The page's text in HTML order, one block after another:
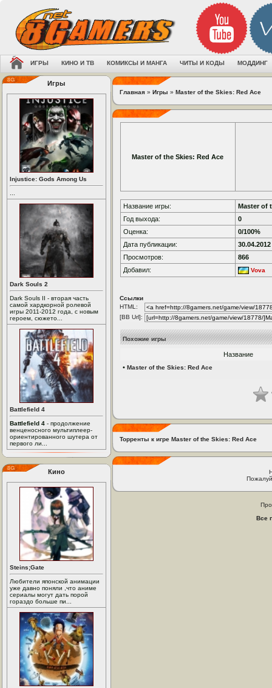
ИГРЫ КИНО И ТВ КОМИКСЫ И МАНГА ЧИТЫ И КОДЫ МОДДИНГ
Игры
Injustice: Gods Among Us
Dark Souls 2
Dark Souls II - вторая часть
самой хардкорной ролевой
игры 2011-2012 года, с новым
героем, сюжето...
Battlefield 4
Battlefield 4 - продолжение
венценосного мультиплеер-
ориентированного шутера от
первого ли...
Кино
Steins;Gate
Любители японской анимации
уже давно поняли ,что аниме
сериалы могут дать порой
гораздо больше пи...
Главная » Игры » Master of the Skies: Red Ace
Master of the Skies: Red Ace
Название игры:
Master of
Год выхода:
0
Оценка:
0/100%
Дата публикации:
30.04.2012
Просмотров:
866
Добавил:
Vova
Ссылки
HTML:
[BB Url]:
Похожие игры
Название
• Master of the Skies: Red Ace
Торренты к игре Master of the Skies: Red Ace
Все